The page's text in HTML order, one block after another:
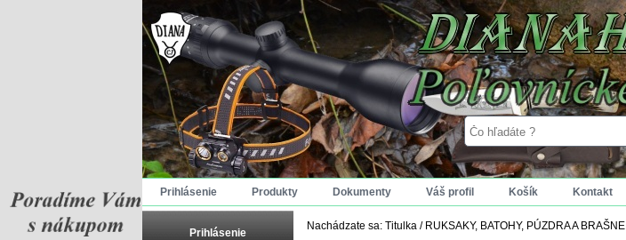
Prihlásenie Produkty Dokumenty Váš profil Košík Kontakt
Prihlásenie
Nachádzate sa: Titulka / RUKSAKY, BATOHY, PÚZDRA A BRAŠNE